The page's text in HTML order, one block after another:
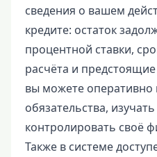
сведения о вашем
кредите: остаток
процентной ставки,
расчёта и
вы можете оперативно
обязательства,
контролировать своё
Также в системе